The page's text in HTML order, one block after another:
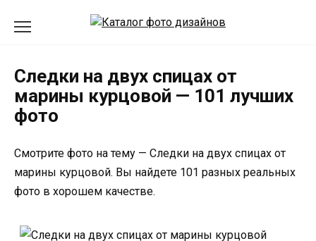
Следки на двух спицах от
марины курцовой — 101 лучших
фото
Смотрите фото на тему — Следки на двух спицах от
марины курцовой. Вы найдете 101 разных реальных
фото в хорошем качестве.